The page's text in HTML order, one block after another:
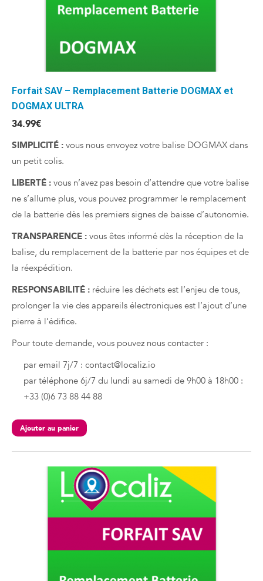
Forfait SAV – Remplacement Batterie DOGMAX et
DOGMAX ULTRA
34.99€
SIMPLICITÉ : vous nous envoyez votre balise DOGMAX dans
un petit colis.
LIBERTÉ : vous n’avez pas besoin d’attendre que votre balise
ne s’allume plus, vous pouvez programmer le remplacement
de la batterie dès les premiers signes de baisse d’autonomie.
TRANSPARENCE : vous êtes informé dès la réception de la
balise, du remplacement de la batterie par nos équipes et de
la réexpédition.
RESPONSABILITÉ : réduire les déchets est l’enjeu de tous,
prolonger la vie des appareils électroniques est l’ajout d’une
pierre à l’édifice.
Pour toute demande, vous pouvez nous contacter :
par email 7j/7 : contact@localiz.io
par téléphone 6j/7 du lundi au samedi de 9h00 à 18h00 :
+33 (0)6 73 88 44 88
Ajouter au panier